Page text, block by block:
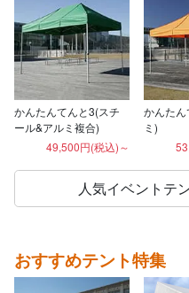
かんたんてんと3(スチ
ール&アルミ複合)
49,500円(税込)～
かんた
ミ)
人気イベントテ
おすすめテント特集